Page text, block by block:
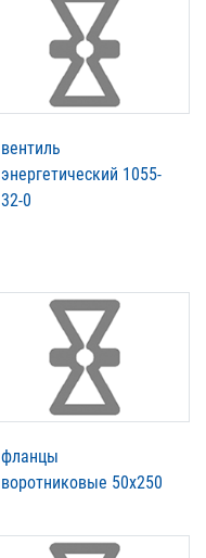
вентиль
энергетический 1055-
32-0
фланцы
воротниковые 50х250